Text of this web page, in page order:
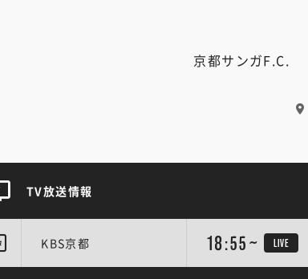
京都サンガF.C.
TV放送情報
KBS京都 18:55~ LIVE